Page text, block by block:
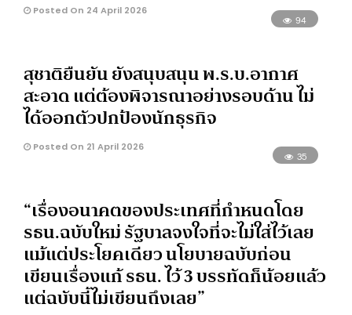
Posted On 24 April 2026
94
สุชาติยืนยัน ยังสนุบสนุน พ.ร.บ.อากาศ
สะอาด แต่ต้องพิจารณาอย่างรอบด้าน ไม่
ได้ออกตัวปกป้องนักธุรกิจ
Posted On 21 April 2026
35
“เรื่องอนาคตของประเทศที่กำหนดโดย
รธน.ฉบับใหม่ รัฐบาลจงใจที่จะไม่ใส่ไว้เลย
แม้แต่ประโยคเดียว นโยบายฉบับก่อน
เขียนเรื่องแก้ รธน. ไว้ 3 บรรทัดก็น้อยแล้ว
แต่ฉบับนี้ไม่เขียนถึงเลย”